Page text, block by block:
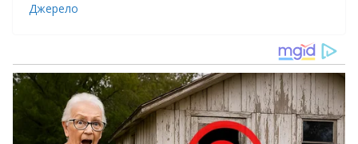
Джерело